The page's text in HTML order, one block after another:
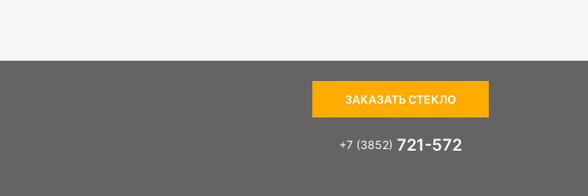
ЗАКАЗАТЬ СТЕКЛО
+7 (3852) 721-572